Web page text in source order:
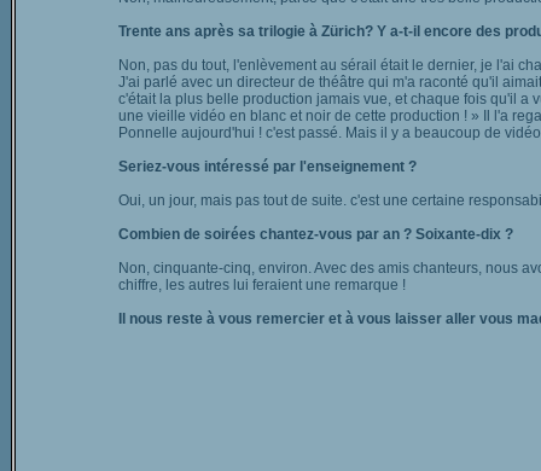
Trente ans après sa trilogie à Zürich? Y a-t-il encore des
Non, pas du tout, l'enlèvement au sérail était le dernier, je l'ai
J'ai parlé avec un directeur de théâtre qui m'a raconté qu'il
c'était la plus belle production jamais vue, et chaque fois qu'il a
une vieille vidéo en blanc et noir de cette production ! » Il l'a
Ponnelle aujourd'hui ! c'est passé. Mais il y a beaucoup de
Seriez-vous intéressé par l'enseignement ?
Oui, un jour, mais pas tout de suite. c'est une certaine
Combien de soirées chantez-vous par an ? Soixante-dix ?
Non, cinquante-cinq, environ. Avec des amis chanteurs, nous
chiffre, les autres lui feraient une remarque !
Il nous reste à vous remercier et à vous laisser aller vous